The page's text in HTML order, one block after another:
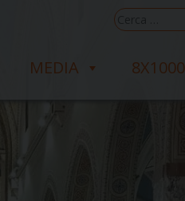
Ricerca
per:
MEDIA 8X1000